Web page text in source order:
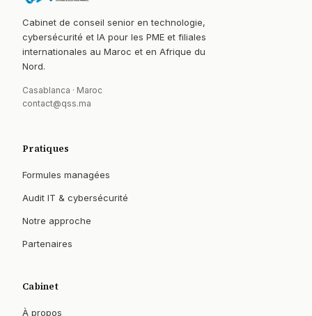
Cabinet de conseil senior en technologie,
cybersécurité et IA pour les PME et filiales
internationales au Maroc et en Afrique du
Nord.
Casablanca · Maroc
contact@qss.ma
Pratiques
Formules managées
Audit IT & cybersécurité
Notre approche
Partenaires
Cabinet
À propos